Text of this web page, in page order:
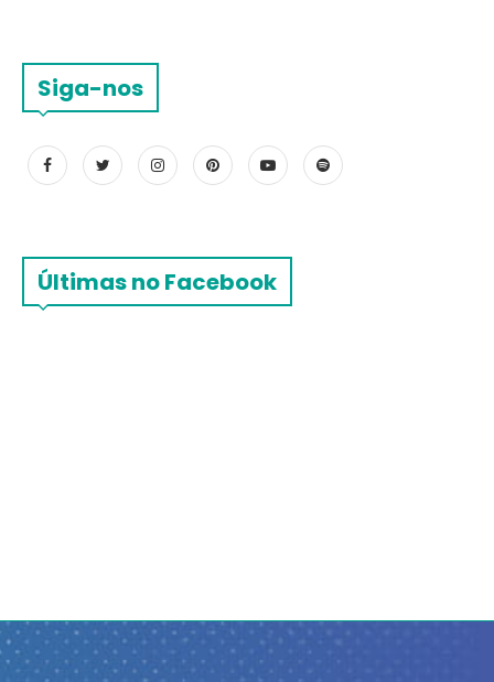
Siga-nos
Últimas no Facebook